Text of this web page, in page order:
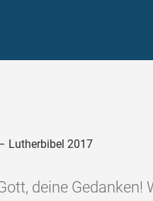
Lutherbibel 2017
deine Gedanken!